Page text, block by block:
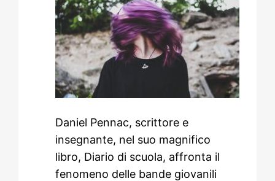
Daniel Pennac, scrittore e
insegnante, nel suo magnifico
libro, Diario di scuola, affronta il
fenomeno delle bande giovanili